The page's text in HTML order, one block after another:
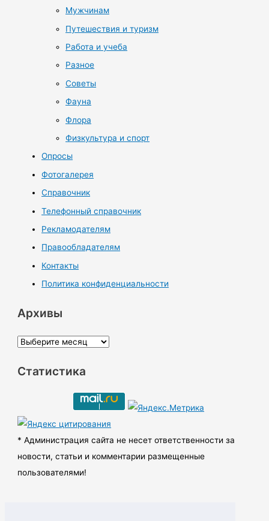
Мужчинам
Путешествия и туризм
Работа и учеба
Разное
Советы
Фауна
Флора
Физкультура и спорт
Опросы
Фотогалерея
Справочник
Телефонный справочник
Рекламодателям
Правообладателям
Контакты
Политика конфиденциальности
Архивы
А
х
ы
Статистика
* Администрация сайта не несет ответственности за
новости, статьи и комментарии размещенные
пользователями!